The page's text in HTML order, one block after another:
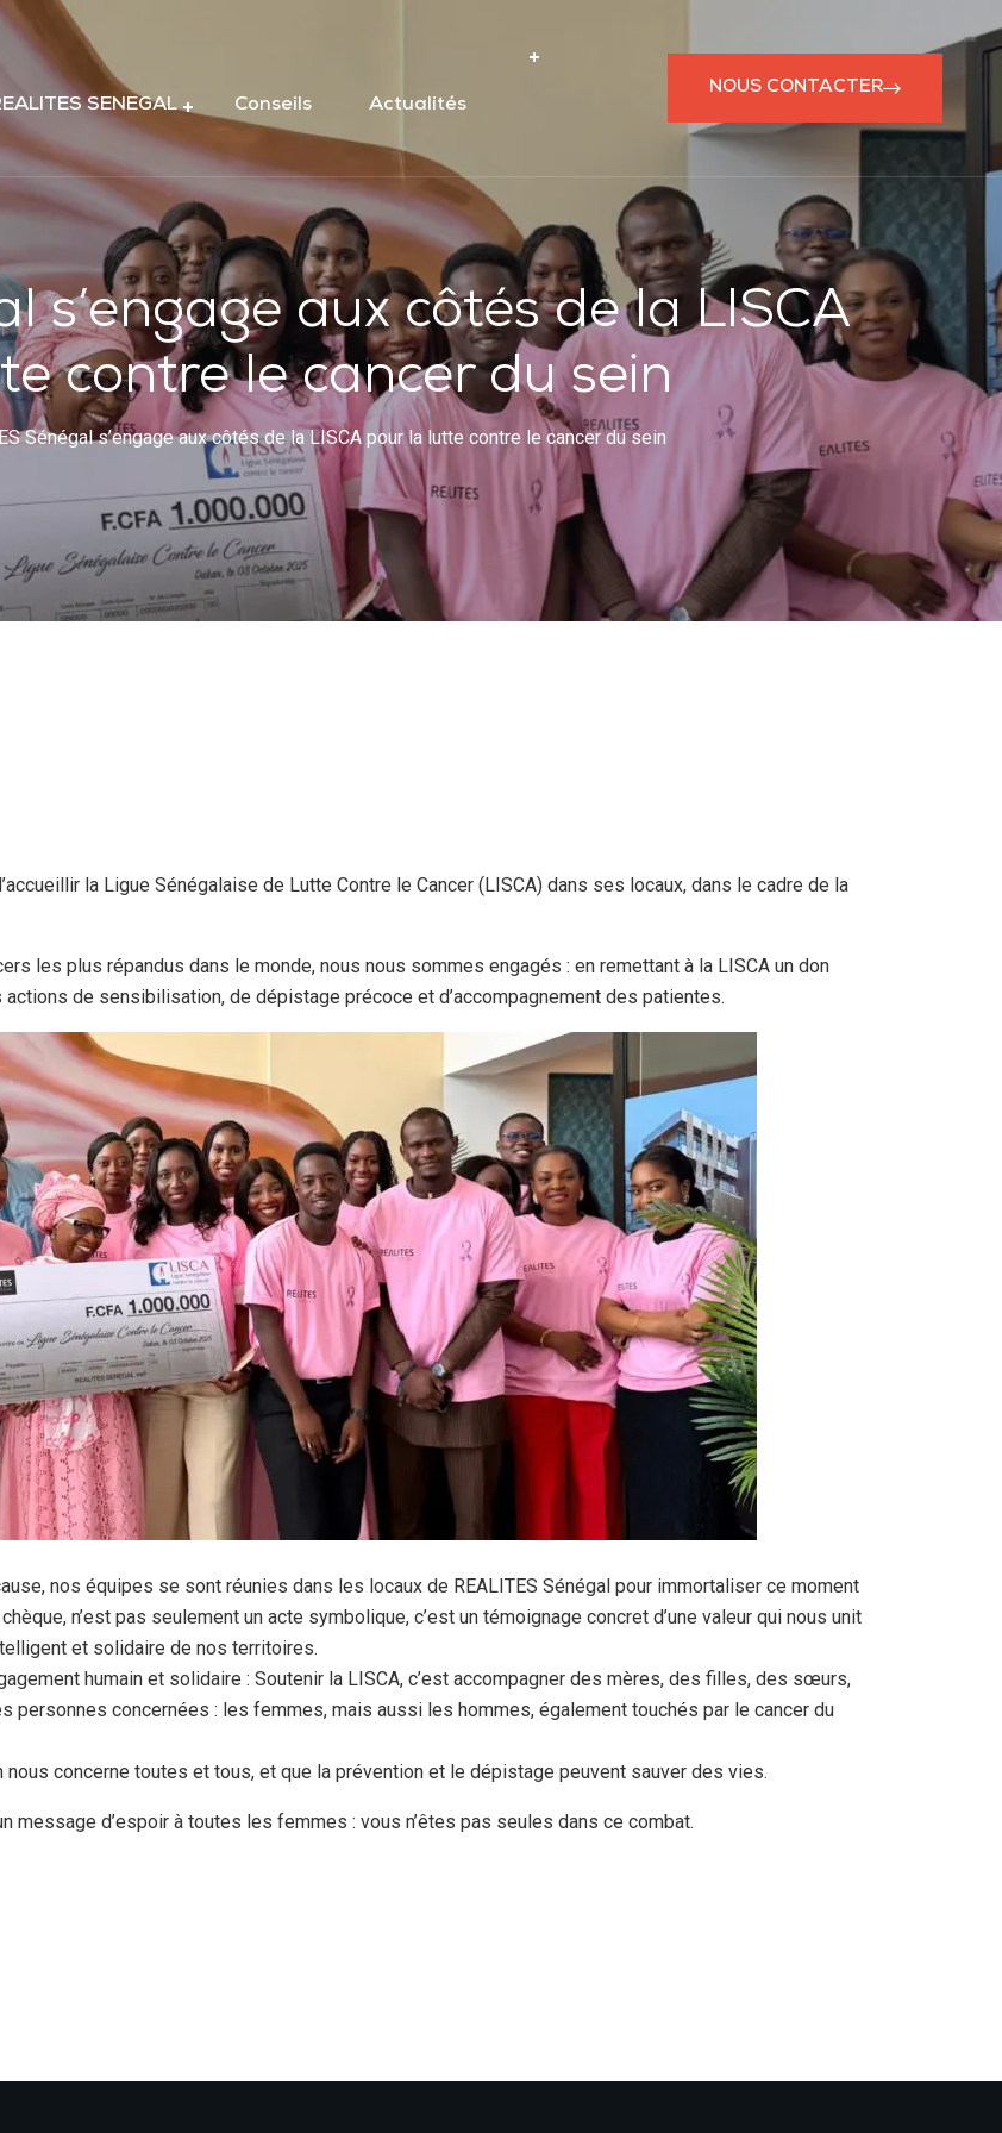
SENEGAL Conseils Actualités
NOUS CONTACTER
s’engage aux côtés de la LISCA
contre le cancer du sein
Sénégal s’engage aux côtés de la LISCA pour la lutte contre le cancer du sein
la Ligue Sénégalaise de Lutte Contre le Cancer (LISCA) dans ses locaux, dans le cadre de la
les plus répandus dans le monde, nous nous sommes engagés : en remettant à la LISCA un don
de sensibilisation, de dépistage précoce et d’accompagnement des patientes.
nos équipes se sont réunies dans les locaux de REALITES Sénégal pour immortaliser ce moment
n’est pas seulement un acte symbolique, c’est un témoignage concret d’une valeur qui nous unit
et solidaire de nos territoires.
humain et solidaire : Soutenir la LISCA, c’est accompagner des mères, des filles, des sœurs,
personnes concernées : les femmes, mais aussi les hommes, également touchés par le cancer du
concerne toutes et tous, et que la prévention et le dépistage peuvent sauver des vies.
message d’espoir à toutes les femmes : vous n’êtes pas seules dans ce combat.